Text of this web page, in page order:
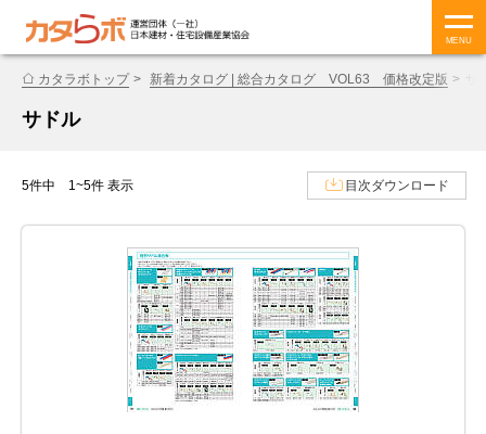
MENU
カタラボトップ 新着カタログ | 総合カタログ VOL63 価格改定版
サドル
5件中 1~5件 表示 目次ダウンロード